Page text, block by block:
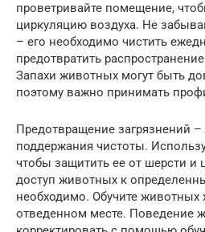
проветривайте помещение,
циркуляцию воздуха. Не
– его необходимо чистить
предотвратить
Запахи животных могут быть
поэтому важно принимать
Предотвращение загрязнений
поддержания чистоты.
чтобы защитить ее от шерсти и
доступ животных к
необходимо. Обучите животных
отведенном месте. Поведение